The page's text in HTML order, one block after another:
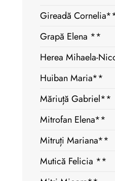
Gireadă
Grapă Elena **
Herea Mihaela-
Huiban Maria**
Măriuță Gabriel**
Mitrofan Elena**
Mitruți Mariana**
Mutică Felicia **